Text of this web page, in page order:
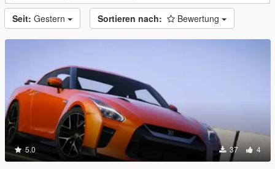
Seit: Gestern Sortieren nach: Bewertung
5.0 37 4